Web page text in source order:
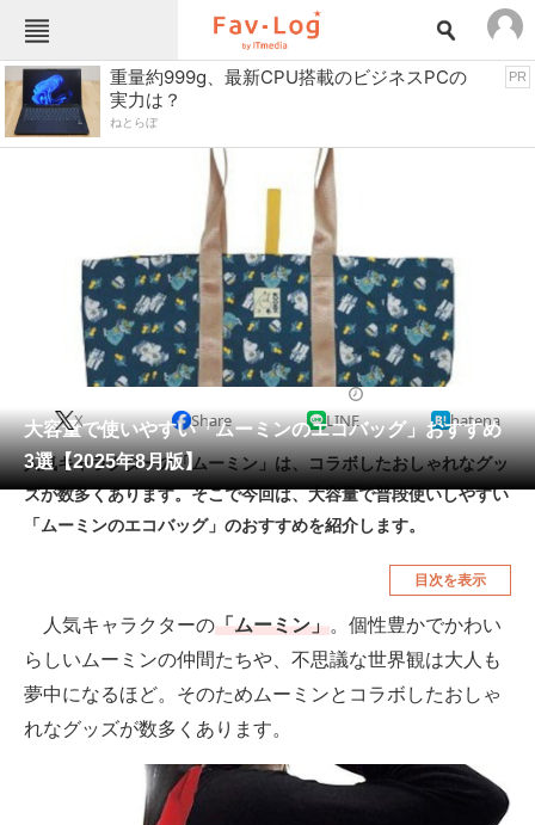
Fav-Logカテゴリー一覧
TOP
インテリア・収納 おもちゃ・ホビー
キッチン家電
ゲーム
コンテンツ・サービス スイーツ・お菓子
スポーツ・レジャー スマホ・携帯電話
パソコン・タブレット ファッション
ペット 家電
工具・DIY 本・DVD・CD
生活家電 生活用品
腕時計 車・バイク
釣り具・釣り用品 食品・飲料・お酒
食器・グラス・カトラリー
注目記事を集めた総合ページ
重量約999g、最新CPU搭載のビジネスPCの
実力は？
ねとらぼ
PR
大容量で使いやすい「ムーミンのエコバッグ」おすすめ
3選【2025年8月版】
X Share LINE hatena
人気キャラクターの「ムーミン」は、コラボしたおしゃれなグッ
ズが数多くあります。そこで今回は、大容量で普段使いしやすい
「ムーミンのエコバッグ」のおすすめを紹介します。
目次を表示
人気キャラクターの「ムーミン」。個性豊かでかわい
らしいムーミンの仲間たちや、不思議な世界観は大人も
夢中になるほど。そのためムーミンとコラボしたおしゃ
れなグッズが数多くあります。